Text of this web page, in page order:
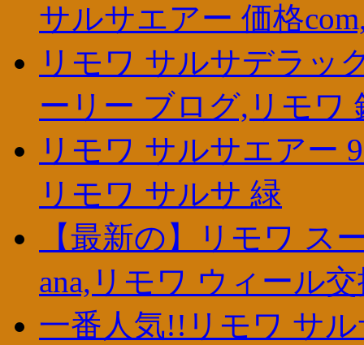
サルサエアー 価格
リモワ サルサデラッ
ーリー ブログ,リモワ
リモワ サルサエアー
リモワ サルサ 緑
【最新の】リモワ ス
ana,リモワ ウィール
一番人気!!リモワ サ